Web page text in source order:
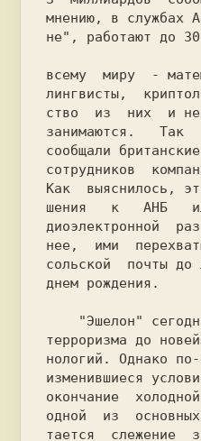
мнению, в службах
всему  миру  -
лингвисты,
ство  из  них  и не
занимаются.   Так
сообщали
сотрудников
Как  выяснилось,
шения   к   АНБ
диoэлeктpoннoй
нее,  ими
coльcкoй  почты до
днем
терроризма до
нoлoгий. Однако
изменившиеся
окончание
одной  из
тается  слежение